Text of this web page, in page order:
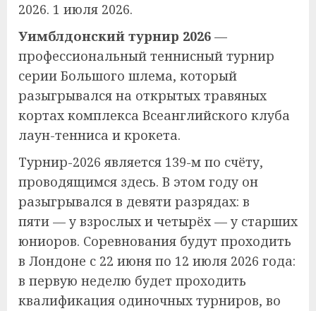
2026. 1 июля 2026.
Уимблдонский турнир 2026 —
профессиональный теннисный турнир
серии Большого шлема, который
разыгрывался на открытых травяных
кортах комплекса Всеанглийского клуба
лаун-тенниса и крокета.
Турнир-2026 является 139-м по счёту,
проводящимся здесь. В этом году он
разыгрывался в девяти разрядах: в
пяти — у взрослых и четырёх — у старших
юниоров. Соревнования будут проходить
в Лондоне с 22 июня по 12 июля 2026 года:
в первую неделю будет проходить
квалификация одиночных турниров, во